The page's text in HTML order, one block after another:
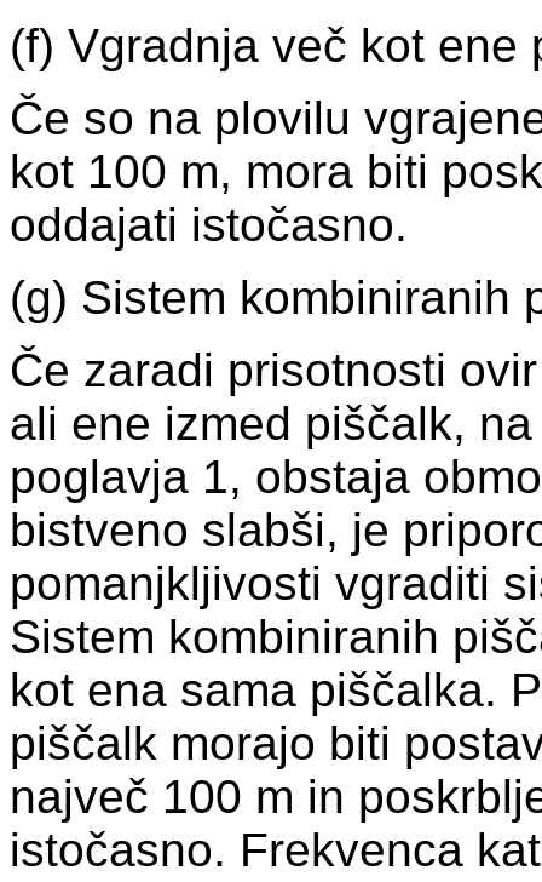
(f) Vgradnja več kot ene
Če so na plovilu
kot 100 m, mora biti
oddajati istočasno.
(g) Sistem kombiniranih
Če zaradi prisotnosti
ali ene izmed piščalk,
poglavja 1, obstaja
bistveno slabši, je
pomanjkljivosti vgraditi
Sistem kombiniranih
kot ena sama piščalka.
piščalk morajo biti
največ 100 m in
istočasno. Frekvenca